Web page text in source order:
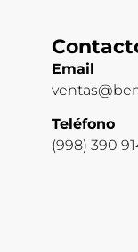
Email
Teléfono
(998) 390